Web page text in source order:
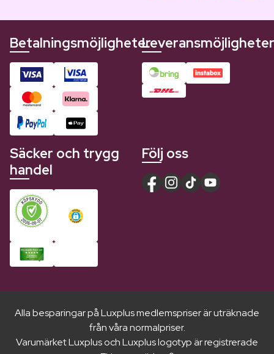
BetalningsmöjligheterLeveransmöjligheter
Säcker och trygg
handel
Följ oss
Alla besparingar på Luxplus medlemspriser är uträknade
från våra normalpriser.
Varumärket Luxplus och Luxplus logotyp är registrerade